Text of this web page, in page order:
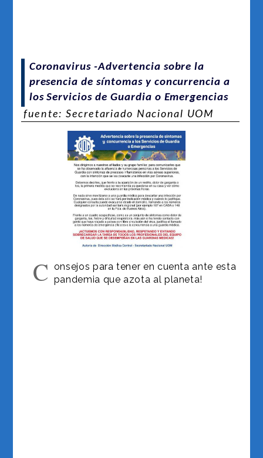
Coronavirus -Advertencia sobre la
presencia de síntomas y concurrencia a
los Servicios de Guardia o Emergencias
fuente: Secretariado Nacional UOM
C onsejos para tener en cuenta ante esta
pandemia que azota al planeta!